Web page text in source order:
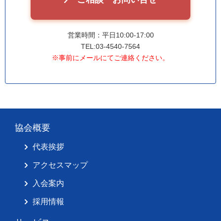
営業時間：平日10:00-17:00
TEL:03-4540-7564
※事前にメールにてご連絡ください。
協会概要
代表挨拶
アクセスマップ
入会案内
採用情報